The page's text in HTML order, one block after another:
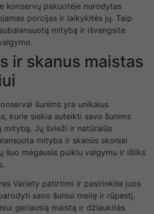
konservų pakuotėje nurodytas
porcijas ir laikykitės jų. Taip
mitybą ir išvengsite
ir skanus maistas
šunims yra unikalus
kurie siekia suteikti savo šunims
mitybą. Jų švieži ir natūralūs
mityba ir skanūs skoniai
šuo mėgausis puikiu valgymu ir išliks
Variety patirtimi ir pasirinkite juos
savo šuniui meilę ir rūpestį.
geriausią maistą ir džiaukitės